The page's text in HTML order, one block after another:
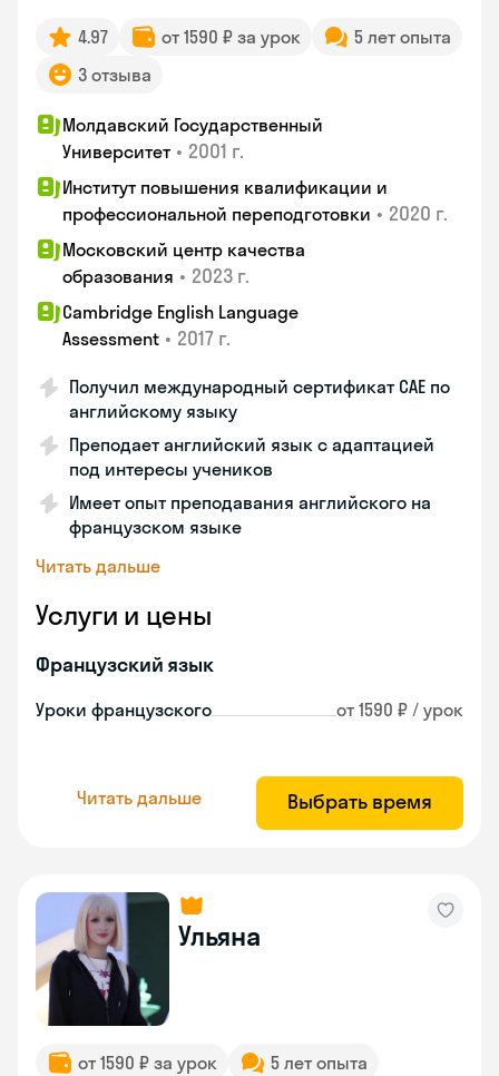
4.97 от 1590 ₽ за урок
5 лет опыта
3 отзыва
Молдавский Государственный
Университет • 2001 г.
Институт повышения квалификации и
профессиональной переподготовки • 2020 г.
Московский центр качества
образования • 2023 г.
Cambridge English Language
Assessment • 2017 г.
Получил международный сертификат CAE по
английскому языку
Преподает английский язык с адаптацией
под интересы учеников
Имеет опыт преподавания английского на
французском языке
Читать дальше
Услуги и цены
Французский язык
Уроки французского от 1590 ₽ / урок
Читать дальше Выбрать время
Ульяна
от 1590 ₽ за урок 5 лет опыта